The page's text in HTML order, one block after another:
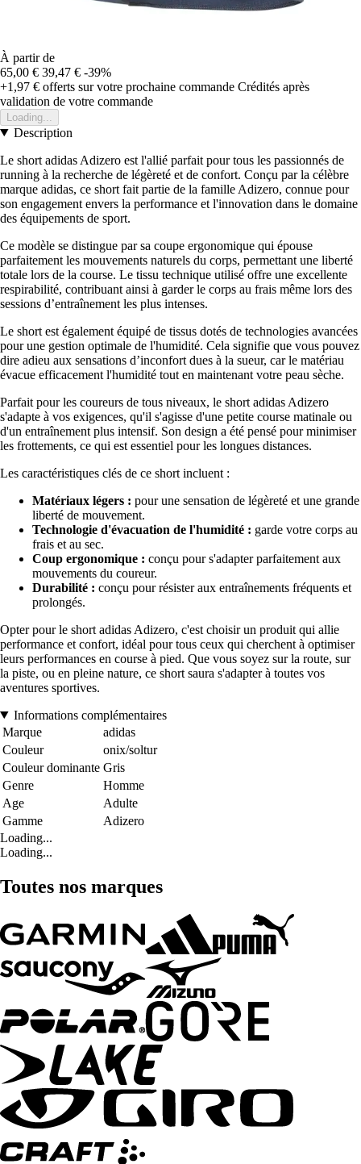
À partir de
65,00 € 39,47 € -39%
+1,97 € offerts sur votre prochaine commande Crédités après
validation de votre commande
Loading...
Description
Le short adidas Adizero est l'allié parfait pour tous les passionnés de
running à la recherche de légèreté et de confort. Conçu par la célèbre
marque adidas, ce short fait partie de la famille Adizero, connue pour
son engagement envers la performance et l'innovation dans le domaine
des équipements de sport.
Ce modèle se distingue par sa coupe ergonomique qui épouse
parfaitement les mouvements naturels du corps, permettant une liberté
totale lors de la course. Le tissu technique utilisé offre une excellente
respirabilité, contribuant ainsi à garder le corps au frais même lors des
sessions d’entraînement les plus intenses.
Le short est également équipé de tissus dotés de technologies avancées
pour une gestion optimale de l'humidité. Cela signifie que vous pouvez
dire adieu aux sensations d’inconfort dues à la sueur, car le matériau
évacue efficacement l'humidité tout en maintenant votre peau sèche.
Parfait pour les coureurs de tous niveaux, le short adidas Adizero
s'adapte à vos exigences, qu'il s'agisse d'une petite course matinale ou
d'un entraînement plus intensif. Son design a été pensé pour minimiser
les frottements, ce qui est essentiel pour les longues distances.
Les caractéristiques clés de ce short incluent :
Matériaux légers : pour une sensation de légèreté et une grande
liberté de mouvement.
Technologie d'évacuation de l'humidité : garde votre corps au
frais et au sec.
Coup ergonomique : conçu pour s'adapter parfaitement aux
mouvements du coureur.
Durabilité : conçu pour résister aux entraînements fréquents et
prolongés.
Opter pour le short adidas Adizero, c'est choisir un produit qui allie
performance et confort, idéal pour tous ceux qui cherchent à optimiser
leurs performances en course à pied. Que vous soyez sur la route, sur
la piste, ou en pleine nature, ce short saura s'adapter à toutes vos
aventures sportives.
Informations complémentaires
Marque
adidas
Couleur
onix/soltur
Couleur dominante Gris
Genre
Homme
Age
Adulte
Gamme
Adizero
Loading...
Loading...
Toutes nos marques